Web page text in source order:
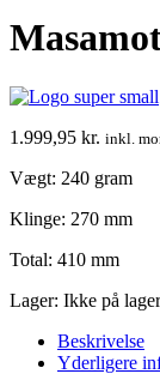
1.999,95 kr. inkl.
Vægt: 240 gram
Klinge: 270 mm
Total: 410 mm
Lager: Ikke på lager
Beskrivelse
Yderligere